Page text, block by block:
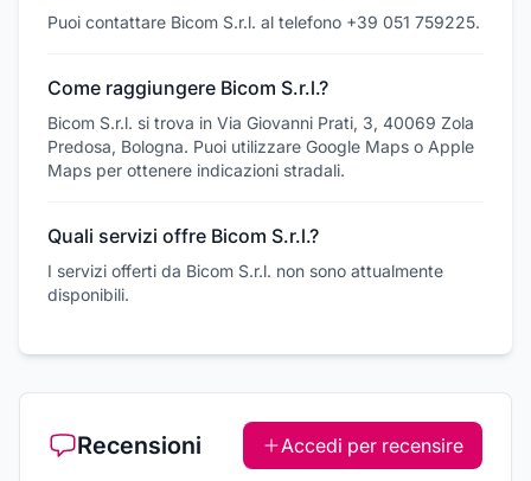
Puoi contattare Bicom S.r.l. al telefono +39 051 759225.
Come raggiungere Bicom S.r.l.?
Bicom S.r.l. si trova in Via Giovanni Prati, 3, 40069 Zola
Predosa, Bologna. Puoi utilizzare Google Maps o Apple
Maps per ottenere indicazioni stradali.
Quali servizi offre Bicom S.r.l.?
I servizi offerti da Bicom S.r.l. non sono attualmente
disponibili.
Recensioni Accedi per recensire